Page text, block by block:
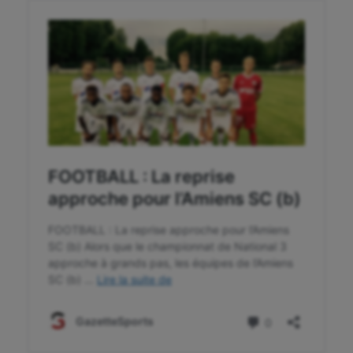
Longue paume
Moto
Natation
Natation artistique
Omnisports
Outdoor
Paddle
Parkour
Patinage artistique
Pétanque